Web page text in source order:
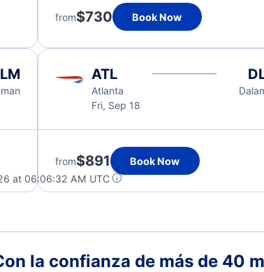
from$730 Book Now
ATL
Atlanta
Fri, Sep 18
from$891 Book Now
at 06:06:32 AM UTC
la confianza de más de 40